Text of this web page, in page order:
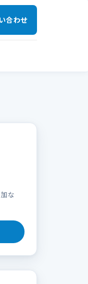
合わせ
な